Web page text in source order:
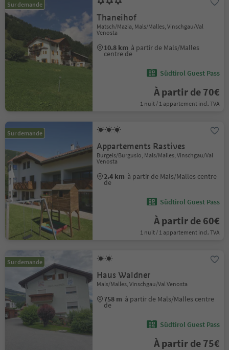
Sur demande
Thaneihof
Matsch/Mazia, Mals/Malles, Vinschgau/Val
Venosta
10.8 km à partir de Mals/Malles
centre de
Südtirol Guest Pass
À partir de 70€
1 nuit / 1 appartement incl. TVA
Sur demande
Appartements Rastives
Burgeis/Burgusio, Mals/Malles, Vinschgau/Val
Venosta
2.4 km à partir de Mals/Malles centre
de
Südtirol Guest Pass
À partir de 60€
1 nuit / 1 appartement incl. TVA
Sur demande
Haus Waldner
Mals/Malles, Vinschgau/Val Venosta
758 m à partir de Mals/Malles centre
de
Südtirol Guest Pass
À partir de 75€